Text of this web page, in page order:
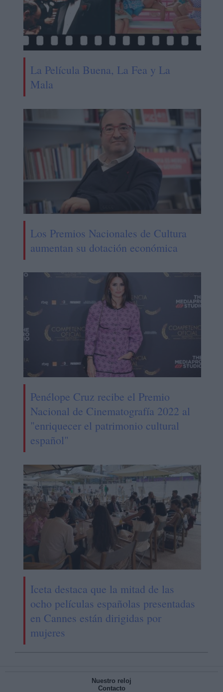
La Película Buena, La Fea y La
Mala
Los Premios Nacionales de Cultura
aumentan su dotación económica
Penélope Cruz recibe el Premio
Nacional de Cinematografía 2022 al
"enriquecer el patrimonio cultural
español"
Iceta destaca que la mitad de las
ocho películas españolas presentadas
en Cannes están dirigidas por
mujeres
Nuestro reloj
Contacto